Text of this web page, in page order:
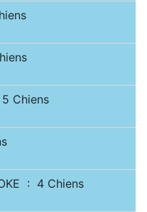
Chiens
: 4 Chiens